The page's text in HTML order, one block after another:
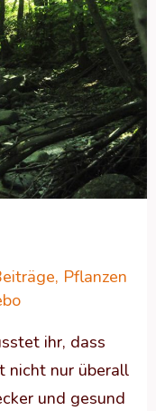
, Pflanzen
ihr, dass
nicht nur überall
und gesund